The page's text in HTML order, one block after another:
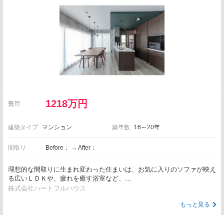
費用 1218万円
建物タイプ マンション 築年数 16～20年
間取り Before： → After：
理想的な間取りに生まれ変わった住まいは、お気に入りのソファが映え
る広いＬＤＫや、疲れを癒す浴室など、…
株式会社ハートフルハウス
もっと見る